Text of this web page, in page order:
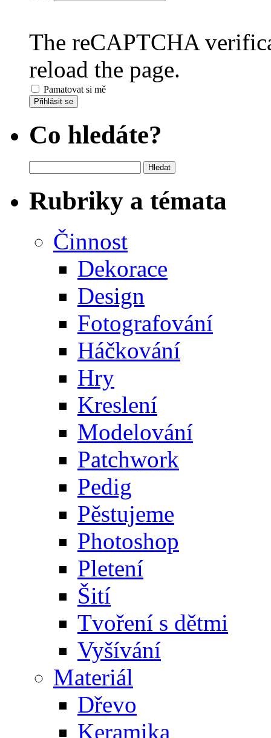
The reCAPTCHA
reload the page.
Pamatovat si mě
Přihlásit se
Co hledáte?
Rubriky a témata
Činnost
Dekorace
Design
Fotografování
Háčkování
Hry
Kreslení
Modelování
Patchwork
Pedig
Pěstujeme
Photoshop
Pletení
Šití
Tvoření s dětmi
Vyšívání
Materiál
Dřevo
Keramika